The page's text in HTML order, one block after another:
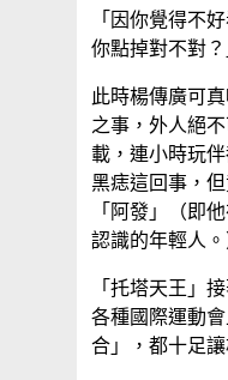
「因你覺得不
你點掉對不對？
此時楊傳廣可
之事，外人絕
載，連小時玩
黑痣這回事，
「阿發」（即
認識的年輕人。
「托塔天王」
各種國際運動
合」，都十足